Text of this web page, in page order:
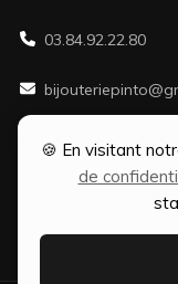
🍪 En visitant
de
03.84.92.22.80
38 rue Gambetta